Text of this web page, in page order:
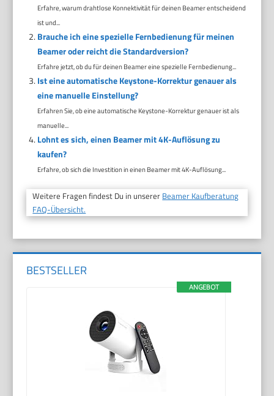
Erfahre, warum drahtlose Konnektivität für deinen Beamer entscheidend
ist und...
Brauche ich eine spezielle Fernbedienung für meinen
Beamer oder reicht die Standardversion?
Erfahre jetzt, ob du für deinen Beamer eine spezielle Fernbedienung...
Ist eine automatische Keystone-Korrektur genauer als
eine manuelle Einstellung?
Erfahren Sie, ob eine automatische Keystone-Korrektur genauer ist als
manuelle...
Lohnt es sich, einen Beamer mit 4K-Auflösung zu
kaufen?
Erfahre, ob sich die Investition in einen Beamer mit 4K-Auflösung...
Weitere Fragen findest Du in unserer Beamer Kaufberatung
FAQ-Übersicht.
BESTSELLER
ANGEBOT